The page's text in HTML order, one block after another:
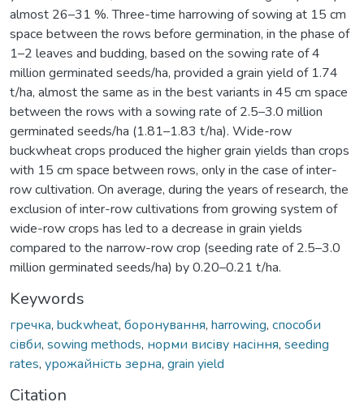
almost 26–31 %. Three-time harrowing of sowing at 15 cm
space between the rows before germination, in the phase of
1–2 leaves and budding, based on the sowing rate of 4
million germinated seeds/ha, provided a grain yield of 1.74
t/ha, almost the same as in the best variants in 45 cm space
between the rows with a sowing rate of 2.5–3.0 million
germinated seeds/ha (1.81–1.83 t/ha). Wide-row
buckwheat crops produced the higher grain yields than crops
with 15 cm space between rows, only in the case of inter-
row cultivation. On average, during the years of research, the
exclusion of inter-row cultivations from growing system of
wide-row crops has led to a decrease in grain yields
compared to the narrow-row crop (seeding rate of 2.5–3.0
million germinated seeds/ha) by 0.20–0.21 t/ha.
Keywords
гречка, buckwheat, боронування, harrowing, способи
сівби, sowing methods, норми висіву насіння, seeding
rates, урожайність зерна, grain yield
Citation